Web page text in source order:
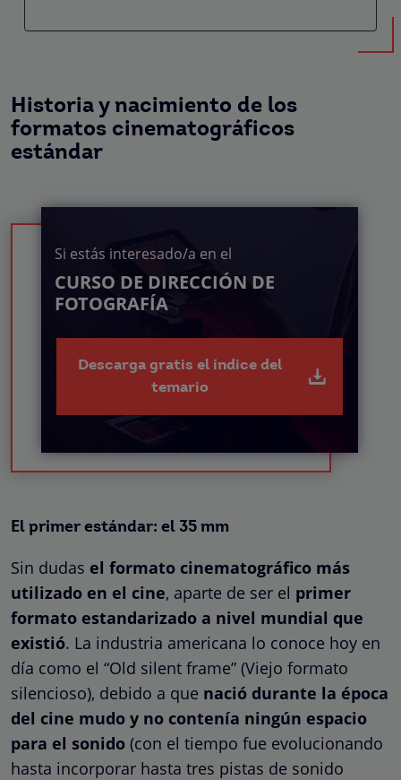
Historia y nacimiento de los
formatos cinematográficos
estándar
Si estás interesado/a en el
CURSO DE DIRECCIÓN DE
FOTOGRAFÍA
Descarga gratis el índice del
temario
El primer estándar: el 35 mm
Sin dudas el formato cinematográfico más
utilizado en el cine, aparte de ser el primer
formato estandarizado a nivel mundial que
existió. La industria americana lo conoce hoy en
día como el “Old silent frame” (Viejo formato
silencioso), debido a que nació durante la época
del cine mudo y no contenía ningún espacio
para el sonido (con el tiempo fue evolucionando
hasta incorporar hasta tres pistas de sonido